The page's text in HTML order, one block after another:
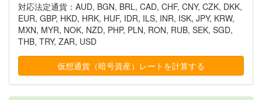
対応法定通貨：AUD, BGN, BRL, CAD, CHF, CNY, CZK, DKK,
EUR, GBP, HKD, HRK, HUF, IDR, ILS, INR, ISK, JPY, KRW,
MXN, MYR, NOK, NZD, PHP, PLN, RON, RUB, SEK, SGD,
THB, TRY, ZAR, USD